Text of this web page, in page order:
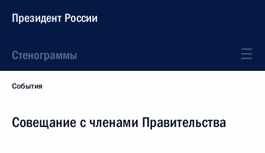
Президент России
Стенограммы
События
Совещание с членами Правительства